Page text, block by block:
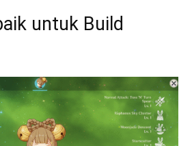
untuk Build